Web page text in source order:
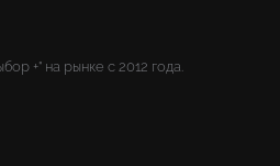
+" на рынке с 2012 года.